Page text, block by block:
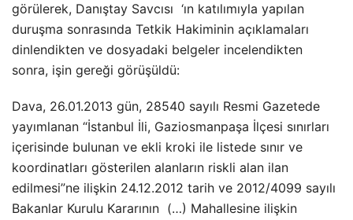
görülerek, Danıştay Savcısı ‘ın katılımıyla yapılan
duruşma sonrasında Tetkik Hakiminin açıklamaları
dinlendikten ve dosyadaki belgeler incelendikten
sonra, işin gereği görüşüldü:
Dava, 26.01.2013 gün, 28540 sayılı Resmi Gazetede
yayımlanan “İstanbul İli, Gaziosmanpaşa İlçesi sınırları
içerisinde bulunan ve ekli kroki ile listede sınır ve
koordinatları gösterilen alanların riskli alan ilan
edilmesi”ne ilişkin 24.12.2012 tarih ve 2012/4099 sayılı
Bakanlar Kurulu Kararının (…) Mahallesine ilişkin